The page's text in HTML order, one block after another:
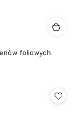
foliowych